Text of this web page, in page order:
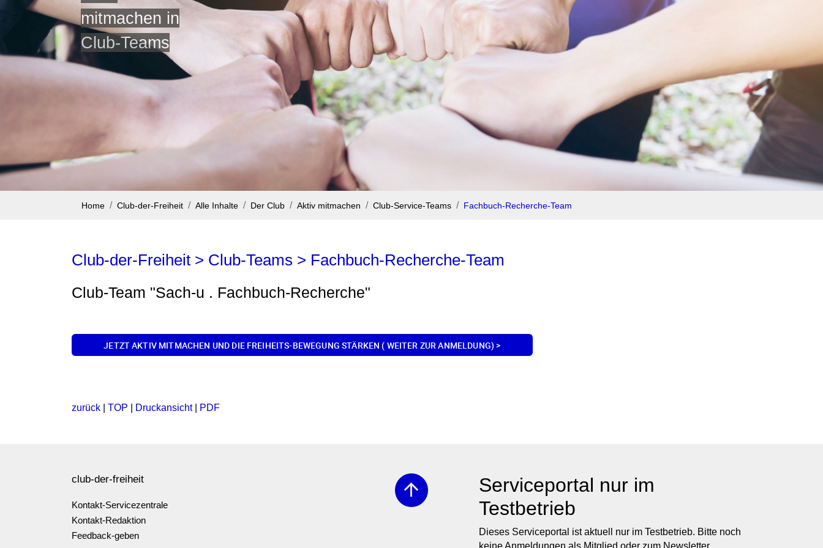
mitmachen in
Club-Teams
Home Club-der-Freiheit Alle Inhalte Der Club Aktiv mitmachen Club-Service-Teams Fachbuch-Recherche-Team
Club-der-Freiheit > Club-Teams > Fachbuch-Recherche-Team
Club-Team "Sach-u . Fachbuch-Recherche"
JETZT AKTIV MITMACHEN UND DIE FREIHEITS-BEWEGUNG STÄRKEN ( WEITER ZUR ANMELDUNG) >
zurück TOP Druckansicht| PDF
arrow_upward
Serviceportal nur im
Testbetrieb
Dieses Serviceportal ist aktuell nur im Testbetrieb. Bitte noch
club-der-freiheit
Kontakt-Servicezentrale
Kontakt-Redaktion
Feedback-geben